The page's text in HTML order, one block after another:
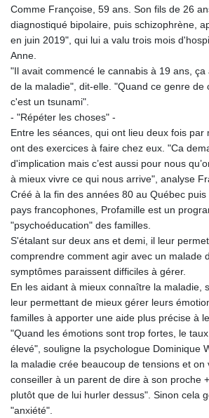
Comme Françoise, 59 ans. Son fils de 26
diagnostiqué bipolaire, puis schizophrène,
en juin 2019", qui lui a valu trois mois
Anne.
"Il avait commencé le cannabis à 19 ans,
de la maladie", dit-elle. "Quand ce genre de
c'est un tsunami".
- "Répéter les choses" -
Entre les séances, qui ont lieu deux fois par
ont des exercices à faire chez eux. "Ca
d'implication mais c’est aussi pour nous
à mieux vivre ce qui nous arrive", analyse
Créé à la fin des années 80 au Québec
pays francophones, Profamille est un
"psychoéducation" des familles.
S'étalant sur deux ans et demi, il leur
comprendre comment agir avec un malade
symptômes paraissent difficiles à gérer.
En les aidant à mieux connaître la maladie,
leur permettant de mieux gérer leurs
familles à apporter une aide plus précise à
"Quand les émotions sont trop fortes, le
élevé", souligne la psychologue Dominique
la maladie crée beaucoup de tensions et on
conseiller à un parent de dire à son proche
plutôt que de lui hurler dessus". Sinon cela
"anxiété".